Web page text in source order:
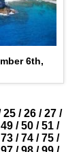
6th,
25 / 26 / 27 /
49 / 50 / 51 /
73 / 74 / 75 /